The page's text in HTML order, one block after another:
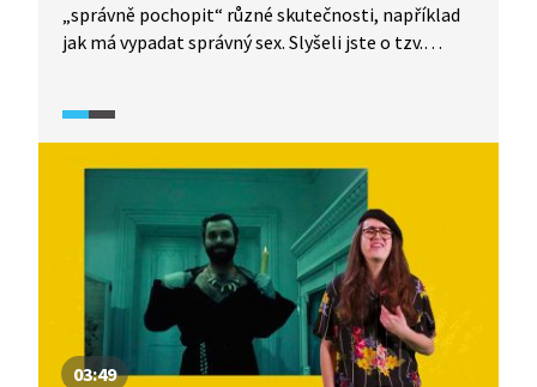
„správně pochopit“ různé skutečnosti, například
jak má vypadat správný sex. Slyšeli jste o tzv.
2.0.
03:49